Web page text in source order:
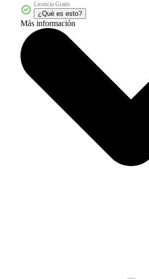
Licencia Gratis
¿Qué es esto?
Más información